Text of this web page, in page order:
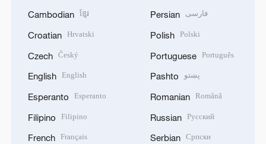
Cambodian ខ្មែរ
Croatian Hrvatski
Czech Český
English English
Esperanto Esperanto
Filipino Filipino
French Français
Persian فارسی
Polish Polski
Portuguese Português
Pashto پښتو
Romanian Română
Russian Русский
Serbian Српски